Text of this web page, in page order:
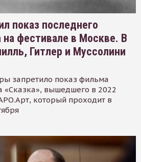
показ последнего
фестивале в Москве. В
Гитлер и Муссолини
запретило показ фильма
«Сказка», вышедшего в 2022
который проходит в